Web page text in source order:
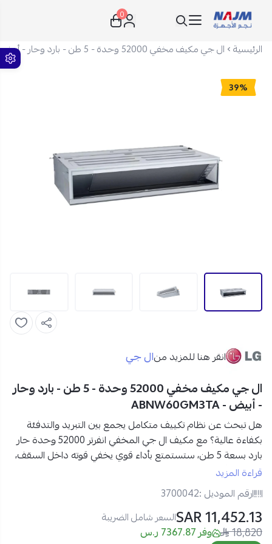
نجم الأجهزة
0
الرئيسية ال جي مكيف مخفي 52000 وحدة - 5 طن - بارد وحار - أبيض - ABNW60GM3TA
39%
انقر هنا للمزيد منال جي
ال جي مكيف مخفي 52000 وحدة - 5 طن - بارد وحار
- أبيض - ABNW60GM3TA
هل تبحث عن نظام تكييف متكامل يجمع بين التبريد والتدفئة
بكفاءة عالية؟ مع
مكيف ال جي المخفي انفرتر 52000 وحدة حار
بارد بسعة 5 طن،
ستستمتع بأداء قوي يخفي قوته داخل السقف،
ليمنحك أجواءً متوازنة ومريحة
هادئ وموفر للطاقة.
مواصفات ال جي مكيف مخفي 5 طن انفرتر في السعودية:
العلامة التجارية:ال جي
قراءة المزيد
رقم الموديل :3700042
11,452.13 SAR السعر شامل الضريبة
18,820 وفر 7367.87 ر.س